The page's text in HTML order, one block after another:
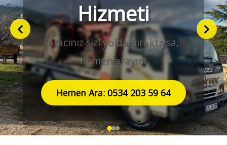
Hizmeti
Aracınız sizi yolda bıraktıysa,
hemen arayın!
Hemen Ara: 0534 203 59 64